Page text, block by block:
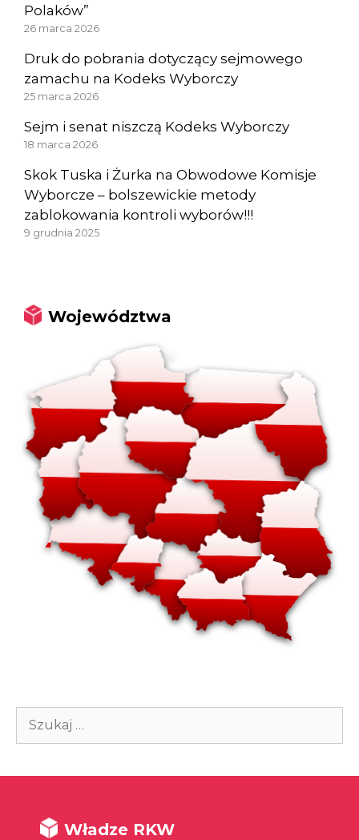
Polaków”
26 marca 2026
Druk do pobrania dotyczący sejmowego
zamachu na Kodeks Wyborczy
25 marca 2026
Sejm i senat niszczą Kodeks Wyborczy
18 marca 2026
Skok Tuska i Żurka na Obwodowe Komisje
Wyborcze – bolszewickie metody
zablokowania kontroli wyborów!!!
9 grudnia 2025
Województwa
Szukaj:
Władze RKW